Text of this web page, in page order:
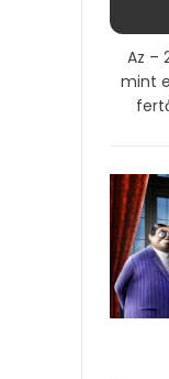
Az –
mint